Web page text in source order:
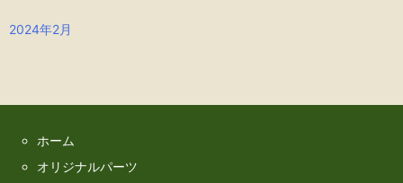
2024年2月
ホーム
オリジナルパーツ